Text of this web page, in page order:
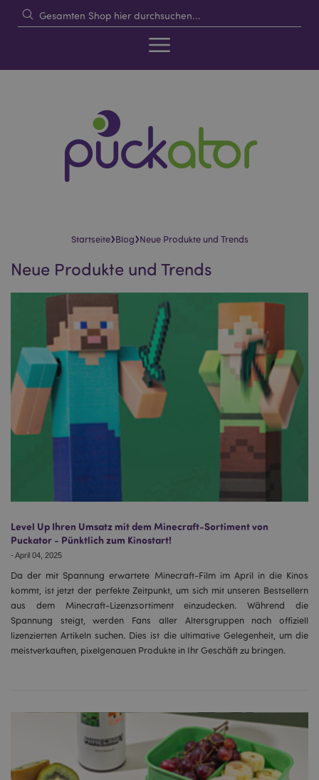
Startseite›Blog›Neue Produkte und Trends
Neue Produkte und Trends
Level Up Ihren Umsatz mit dem Minecraft-Sortiment von
Puckator - Pünktlich zum Kinostart!
- April 04, 2025
Da der mit Spannung erwartete Minecraft-Film im April in die Kinos
kommt, ist jetzt der perfekte Zeitpunkt, um sich mit unseren Bestsellern
aus dem Minecraft-Lizenzsortiment einzudecken. Während die
Spannung steigt, werden Fans aller Altersgruppen nach offiziell
lizenzierten Artikeln suchen. Dies ist die ultimative Gelegenheit, um die
meistverkauften, pixelgenauen Produkte in Ihr Geschäft zu bringen.